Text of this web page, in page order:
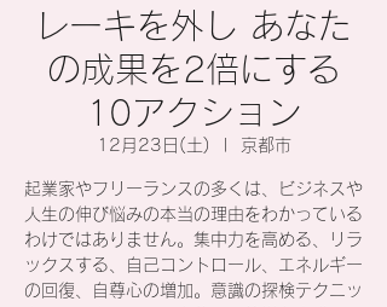
レーキを外し あなた
の成果を2倍にする
10アクション
12月23日(土) 京都市
起業家やフリーランスの多くは、ビジネスや
人生の伸び悩みの本当の理由をわかっている
わけではありません。集中力を高める、リラ
ックスする、自己コントロール、エネルギー
の回復、自尊心の増加。意識の探検テクニッ